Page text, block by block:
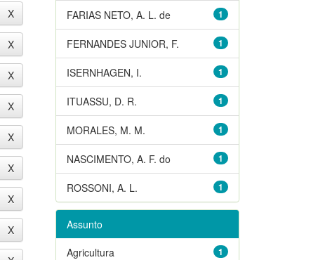
1
FARIAS NETO, A. L. de
1
FERNANDES JUNIOR, F.
1
ISERNHAGEN, I.
1
ITUASSU, D. R.
1
MORALES, M. M.
1
NASCIMENTO, A. F. do
1
ROSSONI, A. L.
Assunto
1
Agricultura